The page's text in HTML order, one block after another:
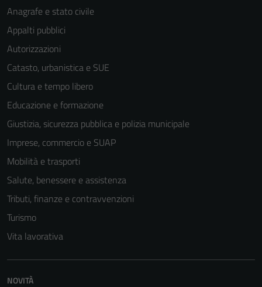
Anagrafe e stato civile
Appalti pubblici
Autorizzazioni
Catasto, urbanistica e SUE
Cultura e tempo libero
Educazione e formazione
Giustizia, sicurezza pubblica e polizia municipale
Imprese, commercio e SUAP
Mobilità e trasporti
Salute, benessere e assistenza
Tributi, finanze e contravvenzioni
Turismo
Vita lavorativa
NOVITÀ